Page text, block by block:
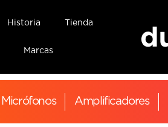
Historia Tienda
Marcas
Micrófonos Amplificadores